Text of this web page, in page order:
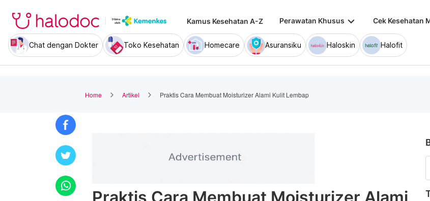
Kamus Kesehatan A-Z Perawatan Khusus keyboard_arrow_down Cek Kesehatan
Chat dengan Dokter Toko Kesehatan Homecare Asuransiku Haloskin Halofit
Home Artikel Praktis Cara Membuat Moisturizer Alami Kulit Lembap